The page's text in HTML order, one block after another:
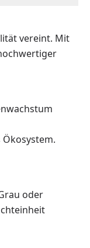
vereint. Mit
oder